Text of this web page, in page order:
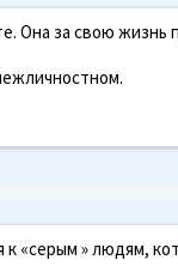
Она за свою жизнь
«серым » людям,